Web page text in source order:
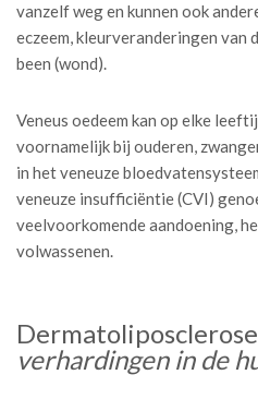
vanzelf weg en kunnen ook
eczeem, kleurveranderingen van
been (wond).
Veneus oedeem kan op elke
voornamelijk bij ouderen,
in het veneuze
veneuze insufficiëntie (CVI)
veelvoorkomende aandoening,
volwassenen.
verhardingen in de